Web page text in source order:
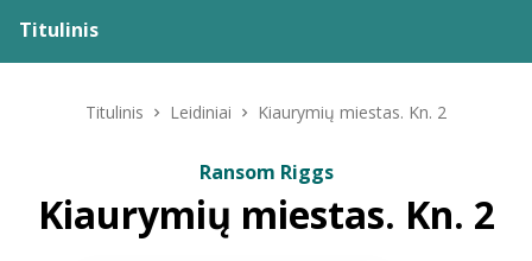
Titulinis
ELVIS atvyksta
Titulinis Leidiniai Kiaurymių miestas. Kn. 2
Ransom Riggs
Kiaurymių miestas. Kn. 2